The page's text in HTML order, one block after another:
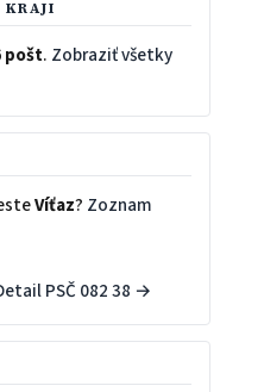
KRAJI
pošt. Zobraziť všetky
Víťaz? Zoznam
PSČ 082 38 →